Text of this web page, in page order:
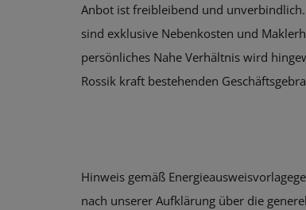
Anbot ist freibleibend und
sind exklusive Nebenkosten und
persönliches Nahe Verhältnis wird
Rossik kraft bestehenden
Hinweis gemäß
nach unserer Aufklärung über die